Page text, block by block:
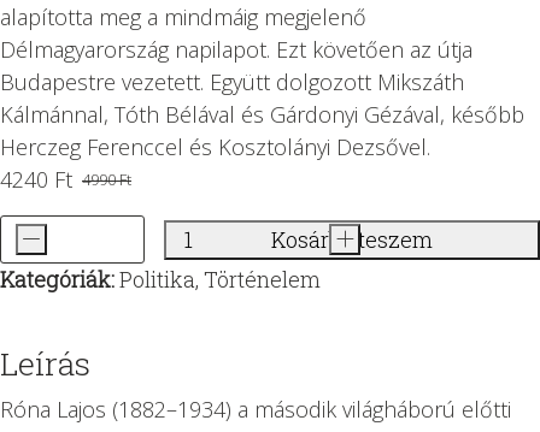
alapította meg a mindmáig megjelenő
Délmagyarország napilapot. Ezt követően az útja
Budapestre vezetett. Együtt dolgozott Mikszáth
Kálmánnal, Tóth Bélával és Gárdonyi Gézával, később
Herczeg Ferenccel és Kosztolányi Dezsővel.
4990Ft
Original
price
was:
4990 Ft.
4240 Ft
Current
price
is:
4240 Ft.
Ország
a
Egy
újságíró
- +
Kosárba teszem
Kategóriák:Politika, Történelem
Leírás
Róna Lajos (1882–1934) a második világháború előtti